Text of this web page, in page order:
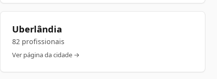
Uberlândia
82 profissionais
Ver página da cidade →